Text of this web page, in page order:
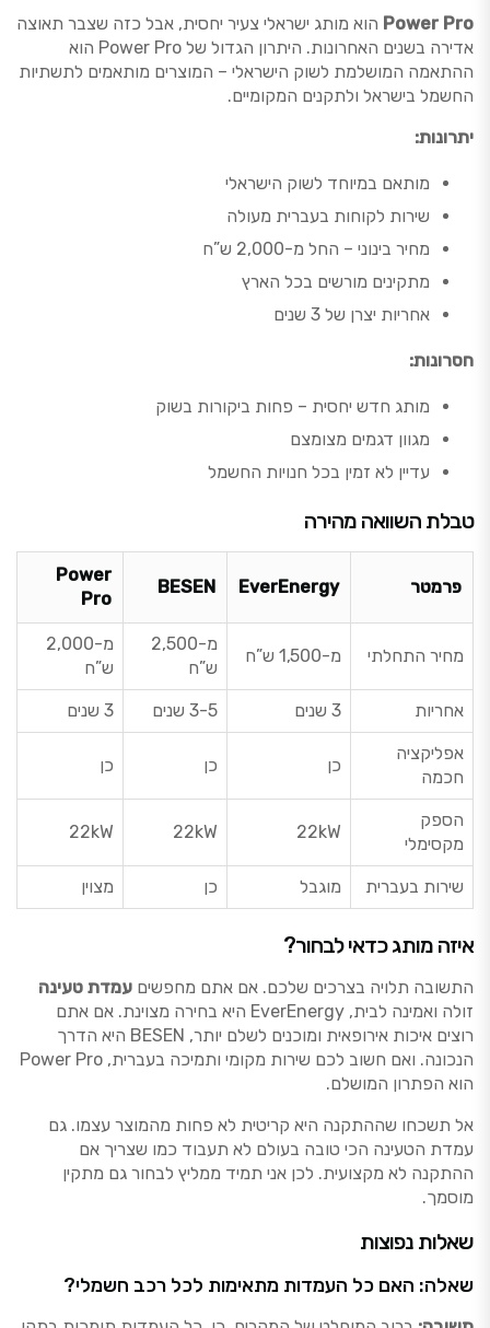
Power Pro הוא מותג ישראלי צעיר יחסית, אבל כזה שצבר תאוצה
אדירה בשנים האחרונות. היתרון הגדול של Power Pro הוא
ההתאמה המושלמת לשוק הישראלי – המוצרים מותאמים לתשתיות
החשמל בישראל ולתקנים המקומיים.
יתרונות:
מותאם במיוחד לשוק הישראלי
שירות לקוחות בעברית מעולה
מחיר בינוני – החל מ-2,000 ש”ח
מתקינים מורשים בכל הארץ
אחריות יצרן של 3 שנים
חסרונות:
מותג חדש יחסית – פחות ביקורות בשוק
מגוון דגמים מצומצם
עדיין לא זמין בכל חנויות החשמל
טבלת השוואה מהירה
פרמטר EverEnergy
BESEN
Power
Pro
מחיר התחלתי מ-1,500 ש”ח
מ-2,500
ש”ח
מ-2,000
ש”ח
אחריות 3 שנים 3-5 שנים 3 שנים
אפליקציה
חכמה
כן כן כן
הספק
מקסימלי
22kW
22kW
22kW
שירות בעברית מוגבל כן מצוין
איזה מותג כדאי לבחור?
התשובה תלויה בצרכים שלכם. אם אתם מחפשים עמדת טעינה
זולה ואמינה לבית, EverEnergy היא בחירה מצוינת. אם אתם
רוצים איכות אירופאית ומוכנים לשלם יותר, BESEN היא הדרך
הנכונה. ואם חשוב לכם שירות מקומי ותמיכה בעברית, Power Pro
הוא הפתרון המושלם.
אל תשכחו שההתקנה היא קריטית לא פחות מהמוצר עצמו. גם
עמדת הטעינה הכי טובה בעולם לא תעבוד כמו שצריך אם
ההתקנה לא מקצועית. לכן אני תמיד ממליץ לבחור גם מתקין
מוסמך.
שאלות נפוצות
שאלה: האם כל העמדות מתאימות לכל רכב חשמלי?